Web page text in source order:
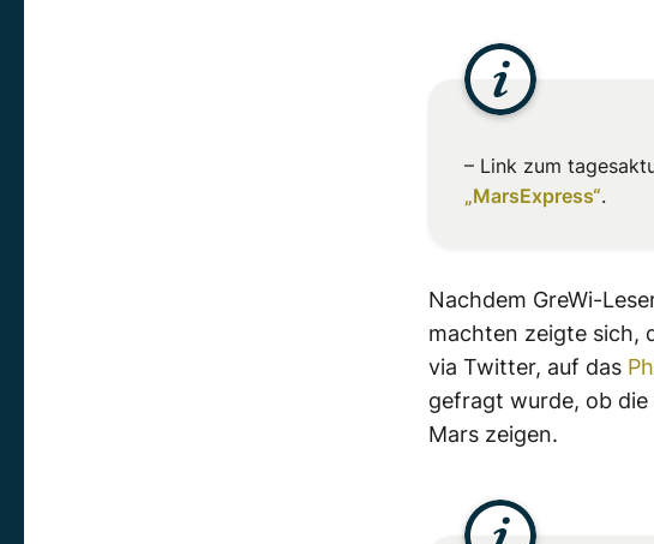
– Link zum
„MarsExpress“.
Nachdem GreWi-
machten zeigte sich,
via Twitter, auf das
gefragt wurde, ob
Mars zeigen.